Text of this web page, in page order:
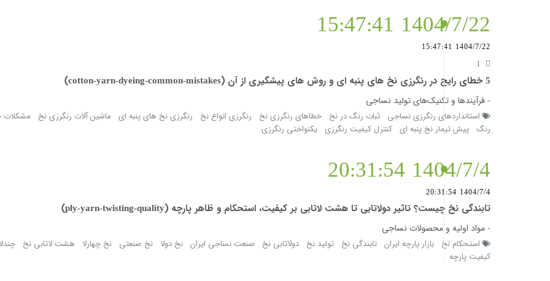
1404/7/22 15:47:41
1404/7/22 15:47:41
5 خطای رایج در رنگرزی نخ های پنبه ای و روش های پیشگیری از آن (cotton-yarn-dyeing-common-mistakes)
-فرآیندها و تکنیک‌های تولید نساجی
استانداردهای رنگرزی نساجی ثبات رنگ در نخ خطاهای رنگرزی نخ رنگرزی انواع نخ رنگرزی نخ های پنبه ای ماشین آلات رنگرزی نخ
رنگ پیش تیمار نخ پنبه ای کنترل کیفیت رنگرزی یکنواختی رنگرزی
1404/7/4 20:31:54
1404/7/4 20:31:54
تابندگی نخ چیست؟ تاثیر دولاتابی تا هشت لاتابی بر کیفیت، استحکام و ظاهر پارچه (ply-yarn-twisting-quality)
-مواد اولیه و محصولات نساجی
استحکام نخ بازار پارچه ایران تابندگی نخ تولید نخ دولاتابی نخ صنعت نساجی ایران نخ دولا نخ صنعتی نخ چهارلا هشت لاتابی نخ
کیفیت پارچه